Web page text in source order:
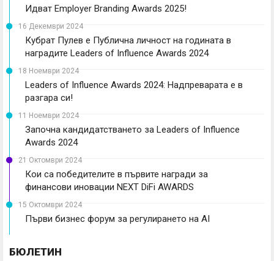
Идват Employer Branding Awards 2025!
16 Декември 2024
Кубрат Пулев е Публична личност на годината в
наградите Leaders of Influence Awards 2024
18 Ноември 2024
Leaders of Influence Awards 2024: Надпреварата е в
разгара си!
11 Ноември 2024
Започна кандидатстването за Leaders of Influence
Awards 2024
21 Октомври 2024
Кои са победителите в първите награди за
финансови иновации NEXT DiFi AWARDS
15 Октомври 2024
Първи бизнес форум за регулирането на AI
БЮЛЕТИН